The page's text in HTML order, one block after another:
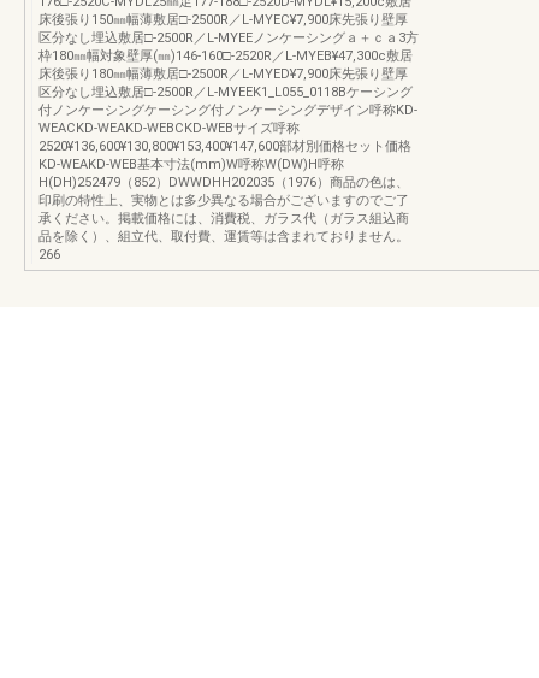
床後張り150㎜幅薄敷居□-2500R／L-MYEC¥7,900床先張り壁厚
区分なし埋込敷居□-2500R／L-MYEEノンケーシングａ＋ｃａ3方
枠180㎜幅対象壁厚(㎜)146-160□-2520R／L-MYEB¥47,300c敷居
床後張り180㎜幅薄敷居□-2500R／L-MYED¥7,900床先張り壁厚
区分なし埋込敷居□-2500R／L-MYEEK1_L055_0118Bケーシング
付ノンケーシングケーシング付ノンケーシングデザイン呼称KD-
WEACKD-WEAKD-WEBCKD-WEBサイズ呼称
2520¥136,600¥130,800¥153,400¥147,600部材別価格セット価格
KD-WEAKD-WEB基本寸法(mm)W呼称W(DW)H呼称
H(DH)252479（852）DWWDHH202035（1976）商品の色は、
印刷の特性上、実物とは多少異なる場合がございますのでご了
承ください。掲載価格には、消費税、ガラス代（ガラス組込商
品を除く）、組立代、取付費、運賃等は含まれておりません。
266